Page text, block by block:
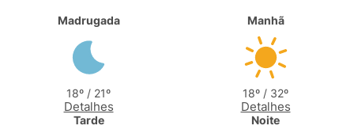
Madrugada
18º / 21º
Detalhes
Manhã
18º / 32º
Detalhes
Tarde Noite